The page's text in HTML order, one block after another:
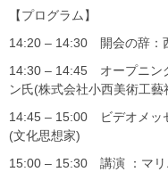
【プログラム】
14:20 – 14:30 開会の辞：
14:30 – 14:45 オープニン
ン氏(株式会社小西美術工
14:45 – 15:00 ビデオメッ
(文化思想家)
15:00 – 15:30 講演 ：マリ